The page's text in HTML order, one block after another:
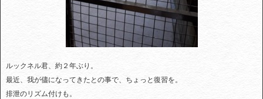
ルックネル君、約２年ぶり。
最近、我が儘になってきたとの事で、ちょっと復習を。
排泄のリズム付けも。